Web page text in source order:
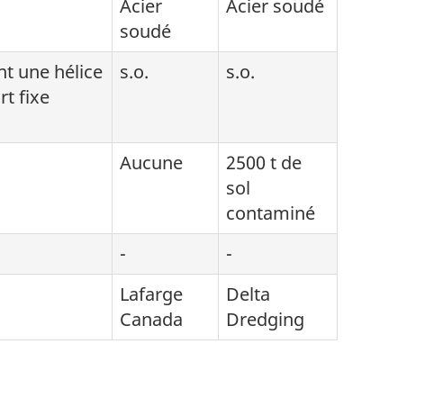
Acier
soudé
Acier soudé
une hélice
fixe
s.o. s.o.
Aucune
2500 t de
sol
contaminé
-
-
Lafarge
Canada
Delta
Dredging